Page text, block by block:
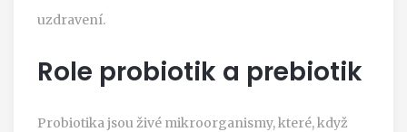
uzdravení.
Role probiotik a prebiotik
Probiotika jsou živé mikroorganismy, které, když